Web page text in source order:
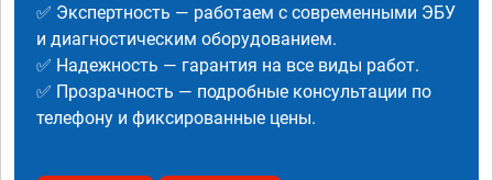
✅ Экспертность — работаем с современными ЭБУ
и диагностическим оборудованием.
✅ Надежность — гарантия на все виды работ.
✅ Прозрачность — подробные консультации по
телефону и фиксированные цены.